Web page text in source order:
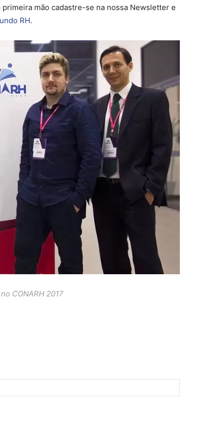
mão cadastre-se na nossa Newsletter e
RH.
CONARH 2017